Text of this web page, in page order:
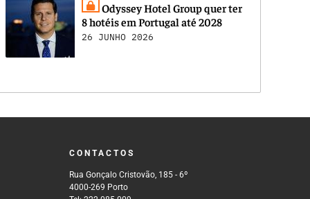
Odyssey Hotel Group quer ter
8 hotéis em Portugal até 2028
26 JUNHO 2026
CONTACTOS
Rua Gonçalo Cristovão, 185 - 6º
4000-269 Porto